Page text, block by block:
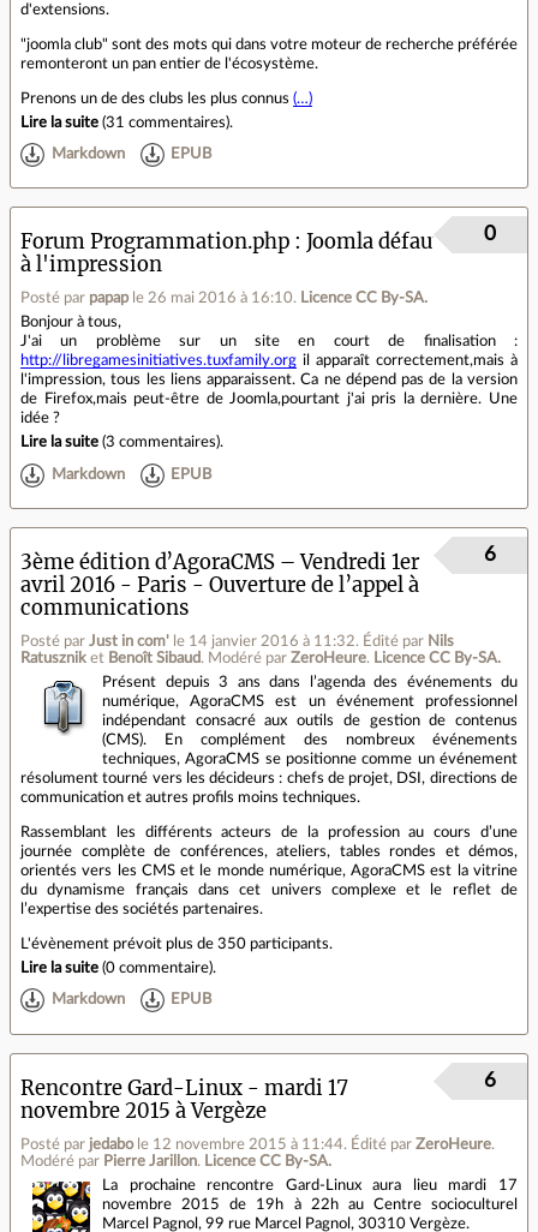
d'extensions.
"joomla club" sont des mots qui dans votre moteur de recherche préférée
remonteront un pan entier de l'écosystème.
Prenons un de des clubs les plus connus (…)
Lire la suite (31 commentaires).
Markdown EPUB
Forum Programmation.php
Joomla défaut
à l'impression
Posté par papap le 26 mai 2016 à 16:10. Licence CC By‑SA.
0
Bonjour à tous,
J'ai un problème sur un site en court de finalisation :
http://libregamesinitiatives.tuxfamily.org il apparaît correctement,mais à
l'impression, tous les liens apparaissent. Ca ne dépend pas de la version
de Firefox,mais peut-être de Joomla,pourtant j'ai pris la dernière. Une
idée ?
Lire la suite (3 commentaires).
Markdown EPUB
3ème édition d’AgoraCMS – Vendredi 1er
avril 2016 - Paris - Ouverture de l’appel à
communications
Posté par Just in com' le 14 janvier 2016 à 11:32. Édité par Nils
Ratusznik et Benoît Sibaud. Modéré par ZeroHeure. Licence CC By‑SA.
6
Présent depuis 3 ans dans l’agenda des événements du
numérique, AgoraCMS est un événement professionnel
indépendant consacré aux outils de gestion de contenus
(CMS). En complément des nombreux événements
techniques, AgoraCMS se positionne comme un événement
résolument tourné vers les décideurs : chefs de projet, DSI, directions de
communication et autres profils moins techniques.
Rassemblant les différents acteurs de la profession au cours d’une
journée complète de conférences, ateliers, tables rondes et démos,
orientés vers les CMS et le monde numérique, AgoraCMS est la vitrine
du dynamisme français dans cet univers complexe et le reflet de
l’expertise des sociétés partenaires.
L'évènement prévoit plus de 350 participants.
Lire la suite (0 commentaire).
Markdown EPUB
Rencontre Gard-Linux - mardi 17
novembre 2015 à Vergèze
Posté par jedabo le 12 novembre 2015 à 11:44. Édité par ZeroHeure.
Modéré par Pierre Jarillon. Licence CC By‑SA.
6
La prochaine rencontre Gard-Linux aura lieu mardi 17
novembre 2015 de 19h à 22h au Centre socioculturel
Marcel Pagnol, 99 rue Marcel Pagnol, 30310 Vergèze.